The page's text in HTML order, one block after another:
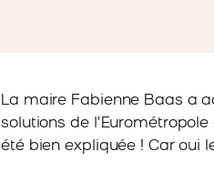
La maire Fabienne Baas a
solutions de
été bien expliquée ! Car oui